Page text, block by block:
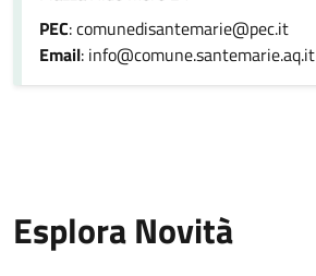
PEC: comunedisantemarie@pec.it
Email: info@comune.santemarie.aq.it
Esplora Novità